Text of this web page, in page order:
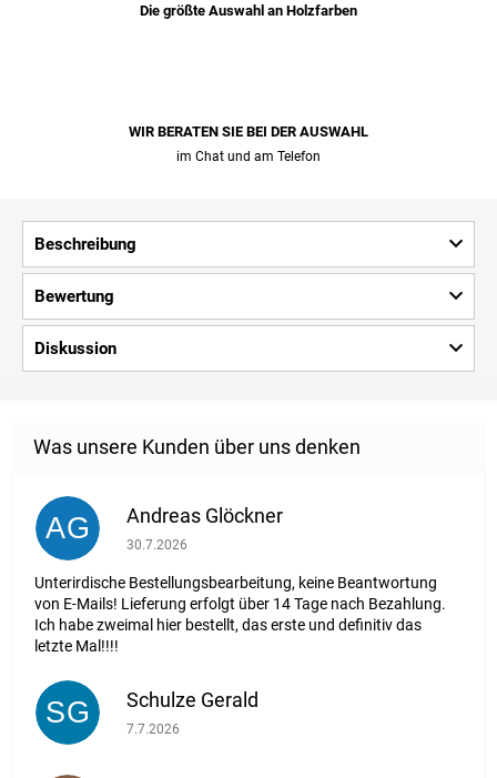
Die größte Auswahl an Holzfarben
WIR BERATEN SIE BEI ​​DER AUSWAHL
im Chat und am Telefon
Beschreibung
Bewertung
Diskussion
AG Andreas Glöckner
Die Shop-Bewertung beträgt 1 von 5 Sternen.
30.7.2026
Unterirdische Bestellungsbearbeitung, keine Beantwortung
von E-Mails! Lieferung erfolgt über 14 Tage nach Bezahlung.
Ich habe zweimal hier bestellt, das erste und definitiv das
letzte Mal!!!!
SG Schulze Gerald
Die Shop-Bewertung beträgt 5 von 5 Sternen.
7.7.2026